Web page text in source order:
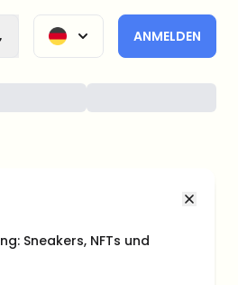
ANMELDEN
Sneakers, NFTs und